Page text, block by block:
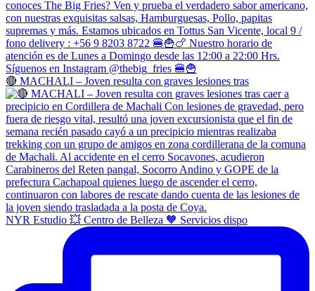
🔴 MACHALI – Joven resulta con graves lesiones tras
NYR Estudio 💥 Centro de Belleza 🧡 Servicios dispo